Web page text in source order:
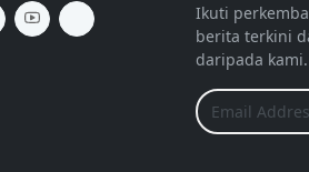
Ikuti
berita terkini
daripada kami.